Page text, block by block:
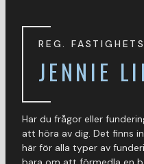
REG.
JENNIE
Har du frågor eller
att höra av dig. Det finns
här för alla typer av